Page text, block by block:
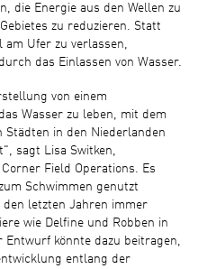
die Energie aus den Wellen zu
zu reduzieren. Statt
Ufer zu verlassen,
das Einlassen von Wasser.
von einem
Wasser zu leben, mit dem
Städten in den Niederlanden
sagt Lisa Switken,
Field Operations. Es
Schwimmen genutzt
den letzten Jahren immer
wie Delfine und Robben in
könnte dazu beitragen,
entlang der